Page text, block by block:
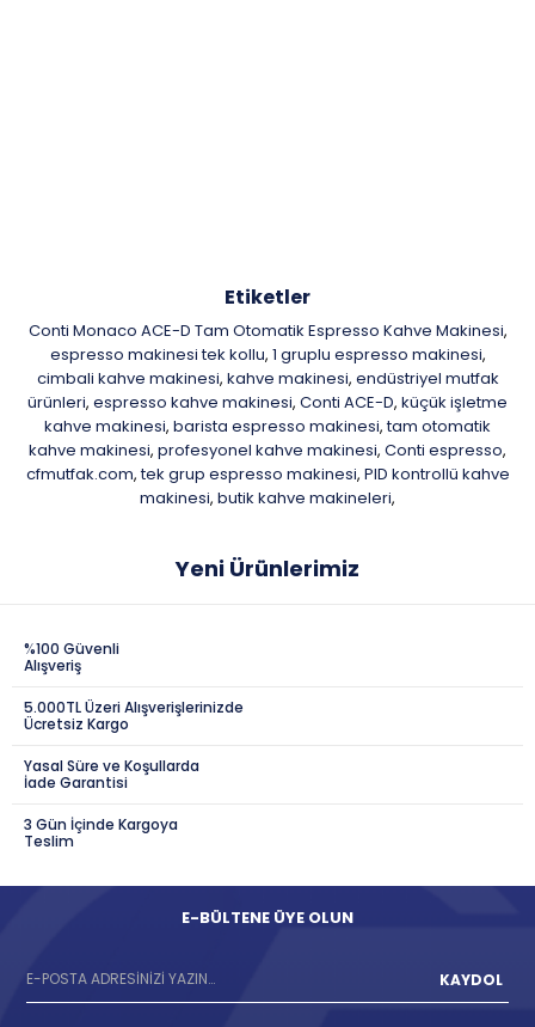
Etiketler
Conti Monaco ACE-D Tam Otomatik Espresso Kahve Makinesi,
espresso makinesi tek kollu, 1 gruplu espresso makinesi,
cimbali kahve makinesi, kahve makinesi, endüstriyel mutfak
ürünleri, espresso kahve makinesi, Conti ACE-D, küçük işletme
kahve makinesi, barista espresso makinesi, tam otomatik
kahve makinesi, profesyonel kahve makinesi, Conti espresso,
cfmutfak.com, tek grup espresso makinesi, PID kontrollü kahve
makinesi, butik kahve makineleri,
Yeni Ürünlerimiz
%100 Güvenli
Alışveriş
5.000TL Üzeri Alışverişlerinizde
Ücretsiz Kargo
Yasal Süre ve Koşullarda
İade Garantisi
3 Gün İçinde Kargoya
Teslim
E-BÜLTENE ÜYE OLUN
KAYDOL